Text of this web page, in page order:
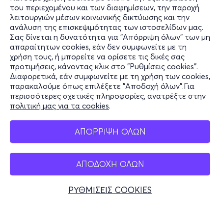
του περιεχομένου και των διαφημίσεων, την παροχή
λειτουργιών μέσων κοινωνικής δικτύωσης και την
ανάλυση της επισκεψιμότητας των ιστοσελίδων μας.
Σας δίνεται η δυνατότητα για "Απόρριψη όλων" των μη
απαραίτητων cookies, εάν δεν συμφωνείτε με τη
χρήση τους, ή μπορείτε να ορίσετε τις δικές σας
προτιμήσεις, κάνοντας κλικ στο "Ρυθμίσεις cookies".
Διαφορετικά, εάν συμφωνείτε με τη χρήση των cookies,
παρακαλούμε όπως επιλέξετε "Αποδοχή όλων".Για
περισσότερες σχετικές πληροφορίες, ανατρέξτε στην
πολιτική μας για τα cookies.
ΑΠΟΡΡΙΨΗ ΟΛΩΝ
ΑΠΟΔΟΧΗ ΟΛΩΝ
ΡΥΘΜΙΣΕΙΣ COOKIES
τελειότητα, το αισθητικό ιδεώδες με το οποίο ο Θεός
έφτιαξε τον κόσμο. Το εφαρμόζει στα έργα του, όπου
ανακαλύπτουμε σχήματα οργανωμένα υπό αυτήν τη
μυστική γεωμετρία. Η διπλή έλικα του DNA γοητεύει
τον Νταλί. Η σπείρα που μεταφέρει γενετική
κληρονομιά είναι οι καμπύλες μέσω των οποίων ο Θεός
μεταφέρει την αθανασία.
ΤΙ ΘΑ ΔΕΙΤΕ ΣΤΗΝ ΕΚΘΕΣΗ
στο μυαλό μίας ιδιοφυίας με προβολές (μέρος τους σε
3D) σε οθόνες επιφάνειας πεντακοσίων τ.μ. όπου Τέχνη
και Τεχνολογία συνδυάζονται σε ένα επαναστατικό
Πληροφορίες
Υποστήριξη
Stay Connected
Mobile app